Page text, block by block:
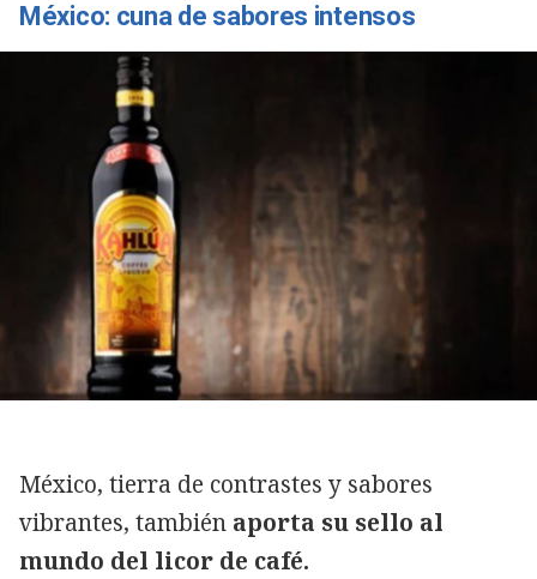
México: cuna de sabores intensos
México, tierra de contrastes y sabores
vibrantes, también aporta su sello al
mundo del licor de café.